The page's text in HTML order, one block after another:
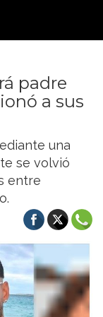
padre
a sus
una
se volvió
entre